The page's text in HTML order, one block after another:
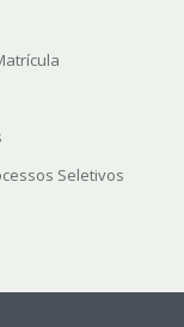
Seletivos